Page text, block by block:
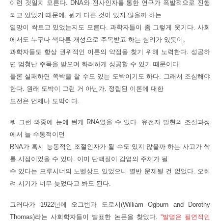
이런 것일지 모른다. DNA와 전사인자를 통한 연구가 폭발적으로 진행
되고 있었기 때문에, 뭔가 다른 것이 있지 않을까 하는
열망이 싹트고 있었는지도 모른다. 과학자들이 좀 그렇게 웃기다. 사회
에서도 누구나 색다른 개성으로 주목받고 하는 심리가 있듯이,
과학자들도 항상 권위적인 이론의 약점을 찾기 위해 노력한다. 성공하
면 엄청난 주목을 받으며 화려하게 성공할 수 있기 때문이다.
물론 실패하면 쪽박을 찰 수도 있는 도박이기도 하다. 그래서 조심해야
한다. 원래 도박이 그런 거 아닌가. 정립된 이론에 대한
도전은 언제나 도박이다.
뭐 그런 와중에 눈에 띈게 RNA였을 수 있다. 유전자 발현의 조절과정
에서 늘 수동적이던
RNA가 혹시 능동적인 조절인자가 될 수도 있지 않을까 하는 사고가 싹
틀 시점이었을 수 있다. 이미 단백질이 감염의 주체가 될
수 있다는 프루시너의 노벨상도 있었으니 별반 문제될 건 없었다. 오히
려 시기가 너무 늦었다고 봐도 된다.
그러다가 1922년에 오그번과 도로시(William Ogburn and Dorothy
Thomas)라는 사회학자들이 발표한 논문을 찾았다. “발명은 필연적인